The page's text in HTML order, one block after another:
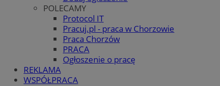
POLECAMY
Protocol IT
Pracuj.pl - praca w Chorzowie
Praca Chorzów
PRACA
Ogłoszenie o pracę
REKLAMA
WSPÓŁPRACA